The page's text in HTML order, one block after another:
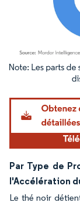
Image © Mordor
Par Type de
l'Accélération
Le thé noir